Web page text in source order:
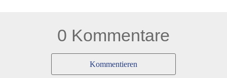
0 Kommentare
Kommentieren